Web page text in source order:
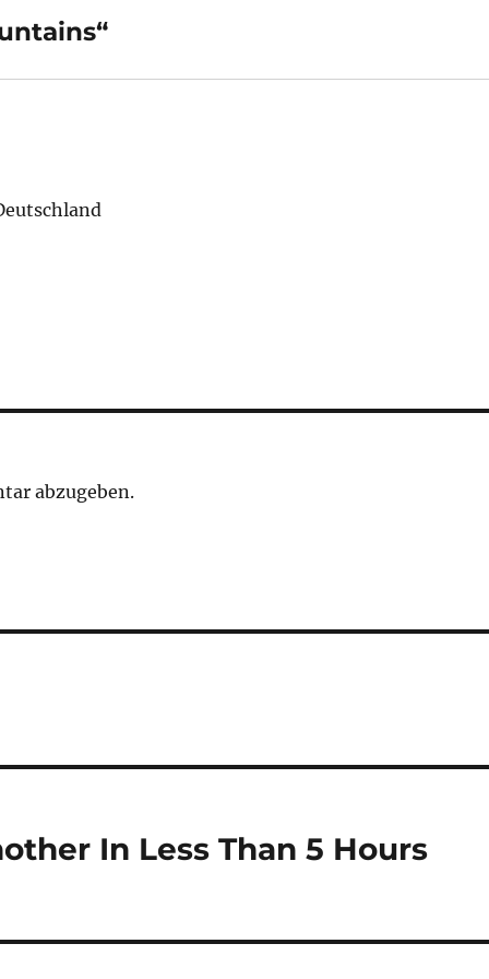
abzugeben.
In Less Than 5 Hours